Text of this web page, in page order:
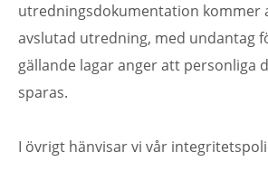
utredningsdokumentation kommer
avslutad utredning, med undantag
gällande lagar anger att personliga
sparas.
I övrigt hänvisar vi vår